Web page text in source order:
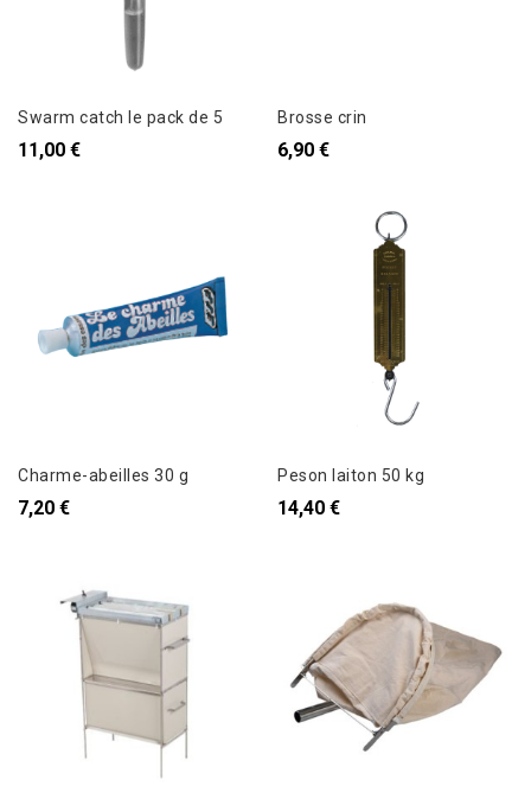
Swarm catch le pack de 5
11,00 €
Brosse crin
6,90 €
Charme-abeilles 30 g
7,20 €
Peson laiton 50 kg
14,40 €